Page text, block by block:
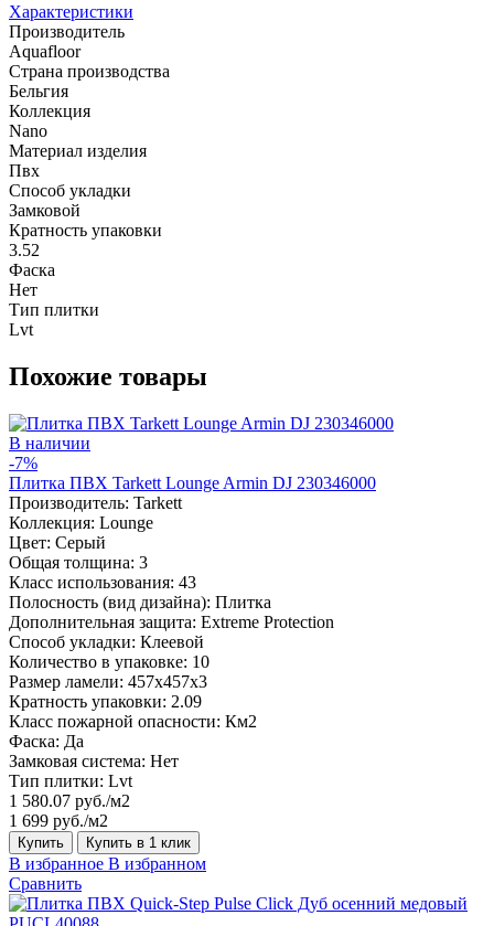
Характеристики
Производитель
Aquafloor
Страна производства
Бельгия
Коллекция
Nano
Материал изделия
Пвх
Способ укладки
Замковой
Кратность упаковки
3.52
Фаска
Нет
Тип плитки
Lvt
Похожие товары
В наличии
-7%
Плитка ПВХ Tarkett Lounge Armin DJ 230346000
Производитель: Tarkett
Коллекция: Lounge
Цвет: Серый
Общая толщина: 3
Класс использования: 43
Полосность (вид дизайна): Плитка
Дополнительная защита: Extreme Protection
Способ укладки: Клеевой
Количество в упаковке: 10
Размер ламели: 457x457x3
Кратность упаковки: 2.09
Класс пожарной опасности: Км2
Фаска: Да
Замковая система: Нет
Тип плитки: Lvt
1 580.07 руб./м2
1 699 руб./м2
Купить Купить в 1 клик
В избранное В избранном
Сравнить